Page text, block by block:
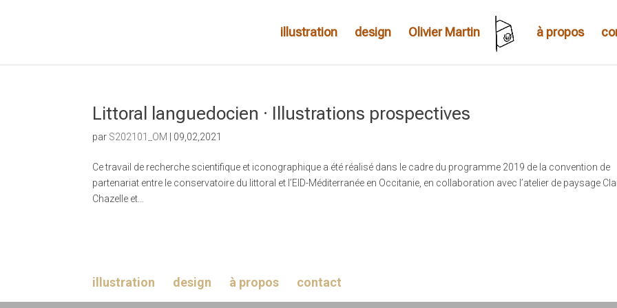
illustration design Olivier Martin à propos
Littoral languedocien · Illustrations prospectives
par S202101_OM 09,02,2021
Ce travail de recherche scientifique et iconographique a été réalisé dans le cadre du programme 2019 de la convention de
partenariat entre le conservatoire du littoral et l’EID-Méditerranée en Occitanie, en collaboration avec l’atelier de paysage
Chazelle et...
illustration design à propos contact